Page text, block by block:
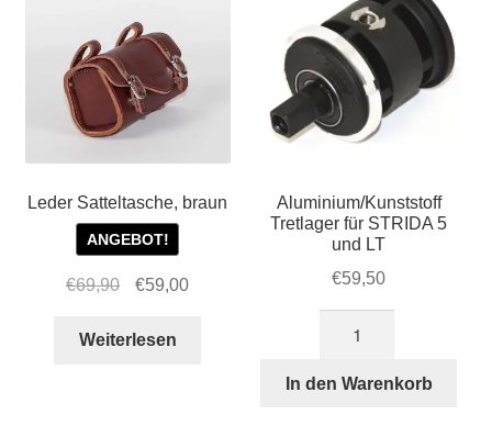
Leder Satteltasche, braun
ANGEBOT!
€69,90
Ursprünglicher
war:
€59,00Aktueller
Weiterlesen
Aluminium/Kunststoff
Tretlager für STRIDA 5
und LT
€59,50
für
In den Warenkorb